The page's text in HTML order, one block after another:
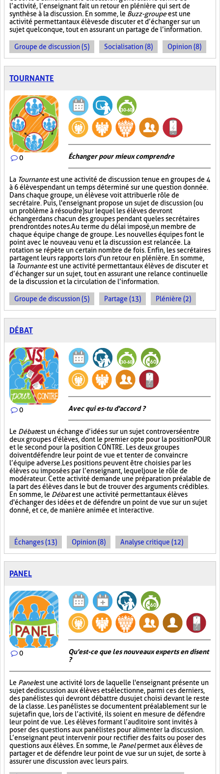
l’activité, l’enseignant fait un retour en plénière qui sert de
synthèse à la discussion. En somme, le Buzz-groupeest une
activité permettant aux élèves de discuter et d’échanger sur un
sujet quelconque, tout en assurant un partage de l’information.
Groupe de discussion (5) Socialisation (8) Opinion (8)
TOURNANTE
0 Échanger pour mieux comprendre
La Tournanteest une activité de discussion tenue en groupes de 4
à 6 élèves pendant un temps déterminé sur une question donnée.
Dans chaque groupe, un élève se voit attribuer le rôle de
secrétaire. Puis, l'enseignant propose un sujet de discussion (ou
un problème à résoudre) sur lequel les élèves devront
échanger dans chacun des groupes pendant que les secrétaires
prendront des notes. Au terme du délai imposé, un membre de
chaque équipe change de groupe. Les nouvelles équipes font le
point avec le nouveau venu et la discussion est relancée. La
rotation se répète un certain nombre de fois. Enfin, les secrétaires
partagent leurs rapports lors d'un retour en plénière. En somme,
la Tournanteest une activité permettant aux élèves de discuter et
d’échanger sur un sujet, tout en assurant une relance continuelle
de la discussion et la circulation de l’information.
Groupe de discussion (5) Partage (13) Plénière (2)
DÉBAT
0 Avec qui es-tu d'accord ?
Le Débatest un échange d’idées sur un sujet controversé entre
deux groupes d'élèves, dont le premier opte pour la position POUR
et le second pour la position CONTRE. Les deux groupes
doivent défendre leur point de vue et tenter de convaincre
l’équipe adverse. Les positions peuvent être choisies par les
élèves ou imposées par l’enseignant, lequel joue le rôle de
modérateur. Cette activité demande une préparation préalable de
la part des élèves dans le but de trouver des arguments crédibles.
En somme, le Débatest une activité permettant aux élèves
d'échanger des idées et de défendre un point de vue sur un sujet
donné, et ce, de manière animée et interactive.
Échanges (13) Opinion (8) Analyse critique (12)
PANEL
0
Qu'est-ce que les nouveaux experts en disent
?
Le Panelest une activité lors de laquelle l'enseignant présente un
sujet de discussion aux élèves et sélectionne, parmi ces derniers,
des panélistes qui devront débattre du sujet choisi devant le reste
de la classe. Les panélistes se documentent préalablement sur le
sujet afin que, lors de l’activité, ils soient en mesure de défendre
leur point de vue. Les élèves formant l’auditoire sont invités à
poser des questions aux panélistes pour alimenter la discussion.
L’enseignant peut intervenir pour rectifier des faits ou poser des
questions aux élèves. En somme, le Panelpermet aux élèves de
partager et de défendre leur point de vue sur un sujet, de sorte à
assurer une discussion avec leurs pairs.